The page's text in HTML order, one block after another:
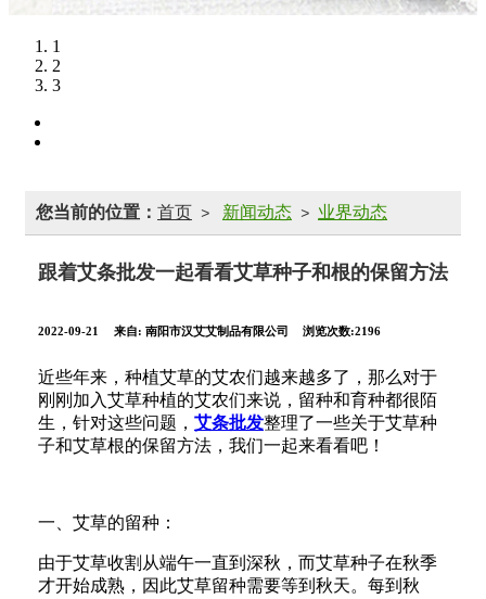
1
2
3
您当前的位置： 首页 > 新闻动态 > 业界动态
跟着艾条批发一起看看艾草种子和根的保留方法
2022-09-21 来自: 南阳市汉艾艾制品有限公司 浏览次数:2196
近些年来，种植艾草的艾农们越来越多了，那么对于
刚刚加入艾草种植的艾农们来说，留种和育种都很陌
生，针对这些问题， 艾条批发整理了一些关于艾草种
子和艾草根的保留方法，我们一起来看看吧！
一、艾草的留种：
由于艾草收割从端午一直到深秋，而艾草种子在秋季
才开始成熟，因此艾草留种需要等到秋天。每到秋